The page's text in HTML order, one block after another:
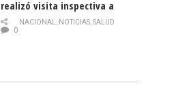
realizó visita inspectiva a
Hospital Modular Sótero del
Río
NACIONAL, NOTICIAS,SALUD
0